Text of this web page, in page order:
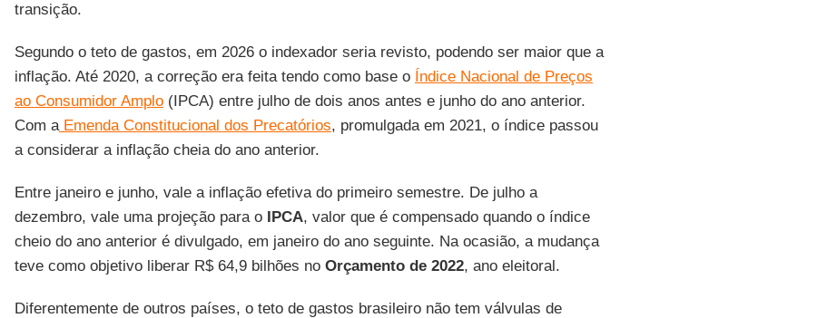
transição.
Segundo o teto de gastos, em 2026 o indexador seria revisto, podendo ser maior que a
inflação. Até 2020, a correção era feita tendo como base o Índice Nacional de Preços
ao Consumidor Amplo(IPCA) entre julho de dois anos antes e junho do ano anterior.
Com aEmenda Constitucional dos Precatórios, promulgada em 2021, o índice passou
a considerar a inflação cheia do ano anterior.
Entre janeiro e junho, vale a inflação efetiva do primeiro semestre. De julho a
dezembro, vale uma projeção para oIPCA, valor que é compensado quando o índice
cheio do ano anterior é divulgado, em janeiro do ano seguinte. Na ocasião, a mudança
teve como objetivo liberar R$ 64,9 bilhões no Orçamento de 2022, ano eleitoral.
Diferentemente de outros países, o teto de gastos brasileiro não tem válvulas de